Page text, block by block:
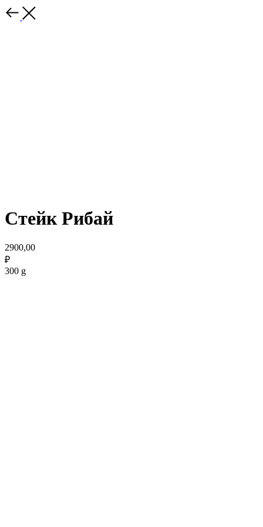
Стейк Рибай
2900,00
₽
300 g